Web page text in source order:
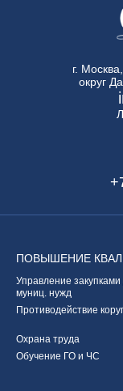
г.
округ
ПОВЫШЕНИЕ
Управление закупками
муниц. нужд
Противодействие
Охрана труда
Обучение ГО и ЧС